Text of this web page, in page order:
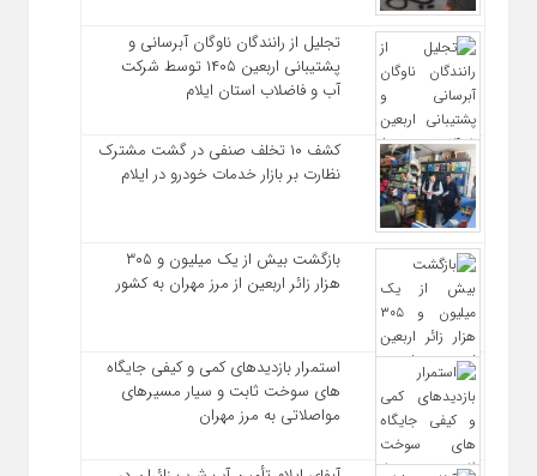
تجلیل از رانندگان ناوگان آبرسانی و
پشتیبانی اربعین ۱۴۰۵ توسط شرکت
آب و فاضلاب استان ایلام
کشف ۱۰ تخلف صنفی در گشت مشترک
نظارت بر بازار خدمات خودرو در ایلام
بازگشت بیش از یک میلیون و ۳۰۵
هزار زائر اربعین از مرز مهران به کشور
استمرار بازدیدهای کمی و کیفی جایگاه‌
های سوخت ثابت و سیار مسیرهای
مواصلاتی به مرز مهران